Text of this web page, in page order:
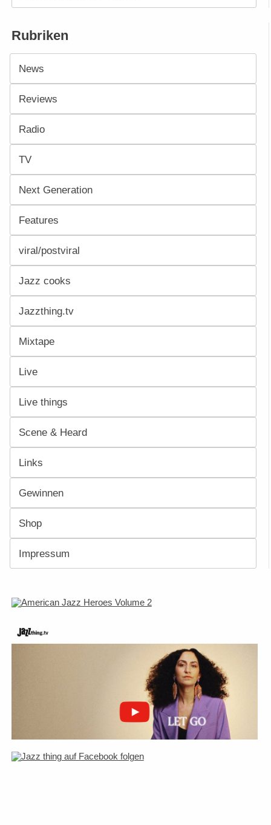
Rubriken
News
Reviews
Radio
TV
Next Generation
Features
viral/postviral
Jazz cooks
Jazzthing.tv
Mixtape
Live
Live things
Scene & Heard
Links
Gewinnen
Shop
Impressum